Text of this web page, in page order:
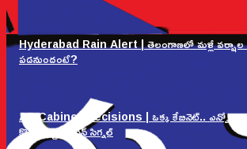
Hyderabad Rain Alert | తెలంగాణలో మళ్లీ వర్షాల
పడనుందంటే?
AP Cabinet Decisions | ఒక్క కేబినెట్.. ఎన్నో
కొత్త చట్టాలపై గ్రీన్ సిగ్నల్